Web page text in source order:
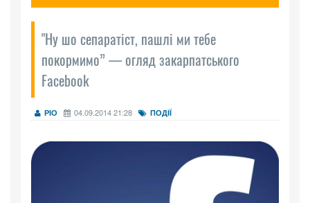
"Ну шо сепаратіст, пашлі ми тебе
покормимо” — огляд закарпатського
Facebook
РІО 04.09.2014 21:28 ПОДІЇ